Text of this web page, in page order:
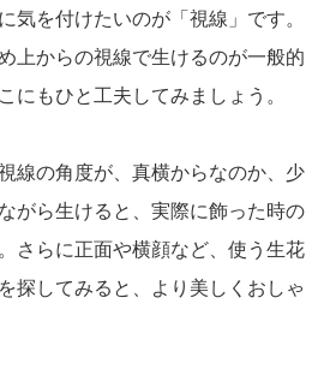
気を付けたいのが「視線」です。
上からの視線で生けるのが一般的
にもひと工夫してみましょう。
線の角度が、真横からなのか、少
がら生けると、実際に飾った時の
さらに正面や横顔など、使う生花
探してみると、より美しくおしゃ